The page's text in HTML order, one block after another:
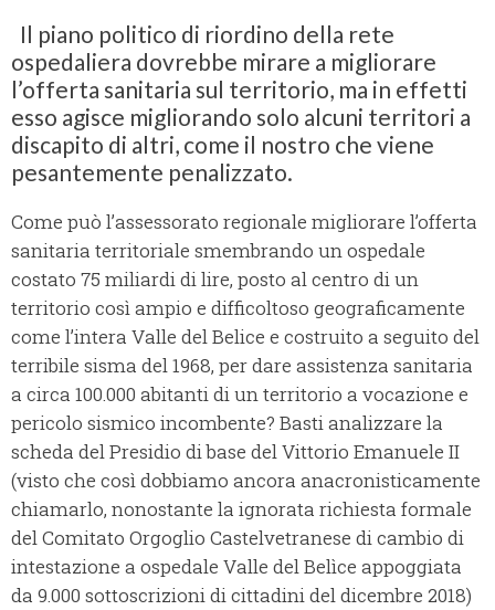
Il piano politico di riordino della rete
ospedaliera dovrebbe mirare a migliorare
l’offerta sanitaria sul territorio, ma in effetti
esso agisce migliorando solo alcuni territori a
discapito di altri, come il nostro che viene
pesantemente penalizzato.
Come può l’assessorato regionale migliorare l’offerta
sanitaria territoriale smembrando un ospedale
costato 75 miliardi di lire, posto al centro di un
territorio così ampio e difficoltoso geograficamente
come l’intera Valle del Belice e costruito a seguito del
terribile sisma del 1968, per dare assistenza sanitaria
a circa 100.000 abitanti di un territorio a vocazione e
pericolo sismico incombente? Basti analizzare la
scheda del Presidio di base del Vittorio Emanuele II
(visto che così dobbiamo ancora anacronisticamente
chiamarlo, nonostante la ignorata richiesta formale
del Comitato Orgoglio Castelvetranese di cambio di
intestazione a ospedale Valle del Belìce appoggiata
da 9.000 sottoscrizioni di cittadini del dicembre 2018)